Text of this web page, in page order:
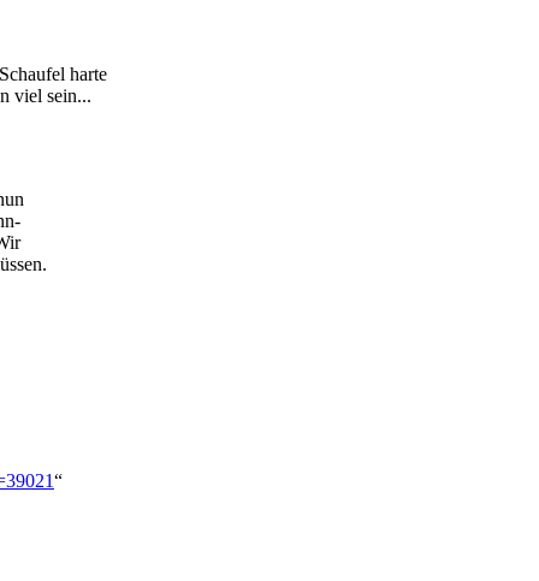
harte
viel sein...
“